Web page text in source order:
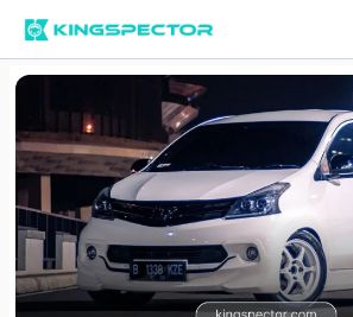
Skip
content